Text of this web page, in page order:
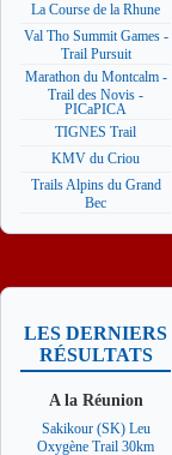
La Course de la Rhune
Val Tho Summit Games -
Trail Pursuit
Marathon du Montcalm -
Trail des Novis -
PICaPICA
TIGNES Trail
KMV du Criou
Trails Alpins du Grand
Bec
LES DERNIERS
RÉSULTATS
A la Réunion
Sakikour (SK) Leu
Oxygène Trail 30km